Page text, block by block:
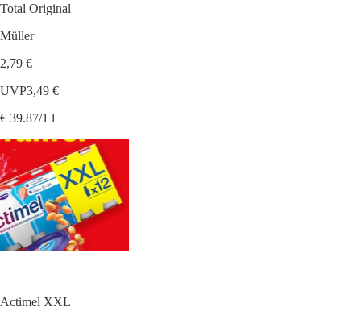
Total Original
Müller
2,79 €
UVP3,49 €
€ 39.87/1 l
Actimel XXL